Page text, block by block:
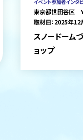
イベント参加者インタ
東京都世田谷区
取材日：2025年
スノードーム
ョップ